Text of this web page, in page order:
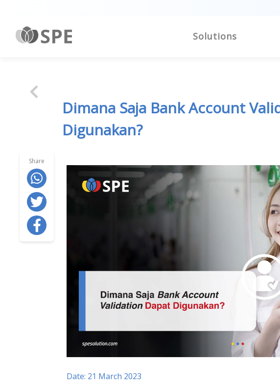
Solutions
Share
Dimana Saja Bank Account
Digunakan?
Date: 21 March 2023